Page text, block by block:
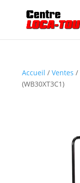
Accueil / Ventes /
(WB30XT3C1)